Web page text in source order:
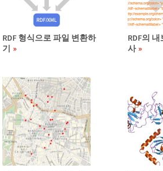
RDF 형식으로 파일 변환하
기
RDF의
사